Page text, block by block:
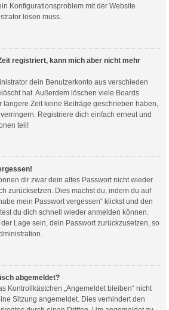
Konfigurationsproblem mit der Website
lösen muss.
registriert, kann mich aber nicht mehr
dein Benutzerkonto aus verschieden
hat. Außerdem löschen viele Boards
längere Zeit keine Beiträge geschrieben haben,
Registriere dich einfach erneut und
teil!
dir zwar dein altes Passwort nicht wieder
zurücksetzen. Dies machst du, indem du auf
mein Passwort vergessen“ klickst und den
du dich schnell wieder anmelden können.
Lage sein, dein Passwort zurückzusetzen, so
abgemeldet?
Kontrollkästchen „Angemeldet bleiben“ nicht
Sitzung angemeldet. Dies verhindert den